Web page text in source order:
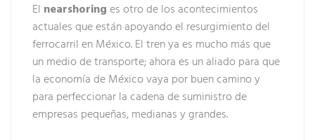
El nearshoringes otro de los acontecimientos
actuales que están apoyando el resurgimiento del
ferrocarril en México. El tren ya es mucho más que
un medio de transporte; ahora es un aliado para que
la economía de México vaya por buen camino y
para perfeccionar la cadena de suministro de
empresas pequeñas, medianas y grandes.